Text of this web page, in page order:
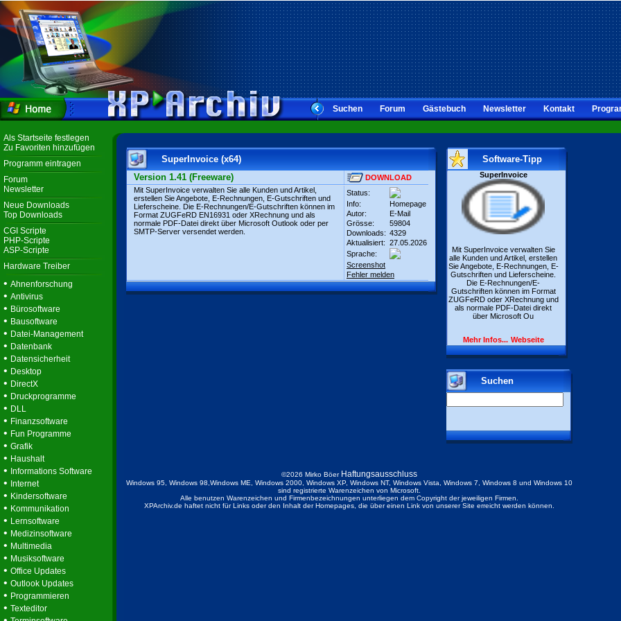
Suchen Forum Gästebuch Newsletter Kontakt
Als Startseite festlegen
Zu Favoriten hinzufügen
Programm eintragen
Forum
Newsletter
Neue Downloads
Top Downloads
CGI Scripte
PHP-Scripte
ASP-Scripte
Hardware Treiber
• Ahnenforschung
• Antivirus
• Bürosoftware
• Bausoftware
• Datei-Management
• Datenbank
• Datensicherheit
• Desktop
• DirectX
• Druckprogramme
• DLL
• Finanzsoftware
• Fun Programme
• Grafik
• Haushalt
• Informations Software
• Internet
• Kindersoftware
• Kommunikation
• Lernsoftware
• Medizinsoftware
• Multimedia
• Musiksoftware
• Office Updates
• Outlook Updates
• Programmieren
• Texteditor
SuperInvoice (x64)
Version 1.41 (Freeware)
DOWNLOAD
Mit SuperInvoice verwalten Sie alle Kunden und Artikel,
erstellen Sie Angebote, E-Rechnungen, E-Gutschriften und
Lieferscheine. Die E-Rechnungen/E-Gutschriften können im
Format ZUGFeRD EN16931 oder XRechnung und als
normale PDF-Datei direkt über Microsoft Outlook oder per
SMTP-Server versendet werden.
Status:
Info:
Homepage
Autor:
E-Mail
Grösse:
59804
Downloads: 4329
Aktualisiert: 27.05.2026
Sprache:
Screenshot
Fehler melden
Software-Tipp
SuperInvoice
Mit SuperInvoice verwalten Sie
alle Kunden und Artikel, erstellen
Sie Angebote, E-Rechnungen, E-
Gutschriften und Lieferscheine.
Die E-Rechnungen/E-
Gutschriften können im Format
ZUGFeRD oder XRechnung und
als normale PDF-Datei direkt
über Microsoft Ou
Mehr Infos... Webseite
Suchen
©2026 Mirko Böer Haftungsausschluss
Windows 95, Windows 98,Windows ME, Windows 2000, Windows XP, Windows NT, Windows Vista, Windows 7, Windows 8 und Windows 10
sind registrierte Warenzeichen von Microsoft.
Alle benutzen Warenzeichen und Firmenbezeichnungen unterliegen dem Copyright der jeweiligen Firmen.
XPArchiv.de haftet nicht für Links oder den Inhalt der Homepages, die über einen Link von unserer Site erreicht werden können.